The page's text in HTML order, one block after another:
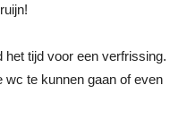
het tijd voor een verfrissing.
wc te kunnen gaan of even